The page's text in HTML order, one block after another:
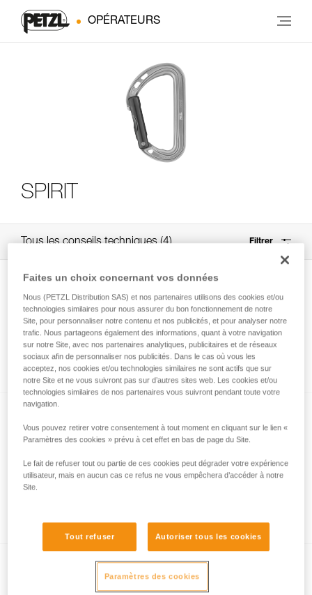
OPÉRATEURS
SPIRIT
Tous les conseils techniques 4 Filtrer
L’essentiel à propos des mousquetons
Exemples de sollicitations dangereuses des
Faites un choix concernant vos données
Nous (PETZL Distribution SAS) et nos partenaires utilisons des cookies et/ou
technologies similaires pour nous assurer du bon fonctionnement de notre
Site, pour personnaliser notre contenu et nos publicités, et pour analyser notre
trafic. Nous partageons également des informations, quant à votre navigation
sur notre Site, avec nos partenaires analytiques, publicitaires et de réseaux
sociaux afin de personnaliser nos publicités. Dans le cas où vous les
acceptez, nos cookies et/ou technologies similaires ne sont actifs que sur
notre Site et ne vous suivront pas sur d’autres sites web. Les cookies et/ou
technologies similaires de nos partenaires vous suivront pendant toute votre
navigation.
Vous pouvez retirer votre consentement à tout moment en cliquant sur le lien «
Paramètres des cookies » prévu à cet effet en bas de page du Site.
Le fait de refuser tout ou partie de ces cookies peut dégrader votre expérience
utilisateur, mais en aucun cas ce refus ne vous empêchera d’accéder à notre
Site.
Tout refuser Autoriser tous les cookies
Paramètres des cookies